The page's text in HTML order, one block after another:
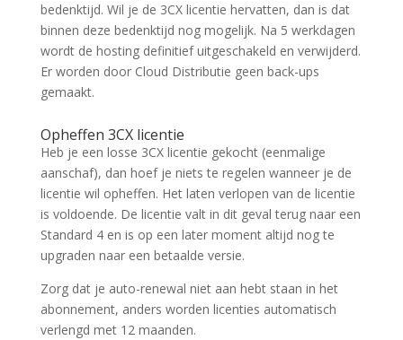
bedenktijd. Wil je de 3CX licentie hervatten, dan is dat
binnen deze bedenktijd nog mogelijk. Na 5 werkdagen
wordt de hosting definitief uitgeschakeld en verwijderd.
Er worden door Cloud Distributie geen back-ups
gemaakt.
Opheffen 3CX licentie
Heb je een losse 3CX licentie gekocht (eenmalige
aanschaf), dan hoef je niets te regelen wanneer je de
licentie wil opheffen. Het laten verlopen van de licentie
is voldoende. De licentie valt in dit geval terug naar een
Standard 4 en is op een later moment altijd nog te
upgraden naar een betaalde versie.
Zorg dat je auto-renewal niet aan hebt staan in het
abonnement, anders worden licenties automatisch
verlengd met 12 maanden.